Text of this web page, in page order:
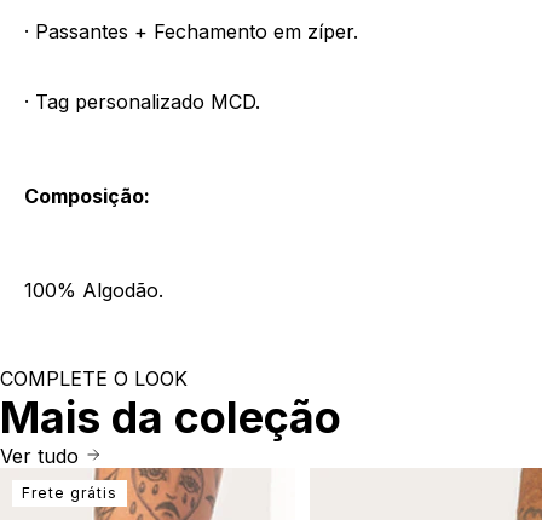
· Passantes + Fechamento em zíper.
· Tag personalizado MCD.
Composição:
100% Algodão.
COMPLETE O LOOK
Mais da coleção
Ver tudo
Frete grátis